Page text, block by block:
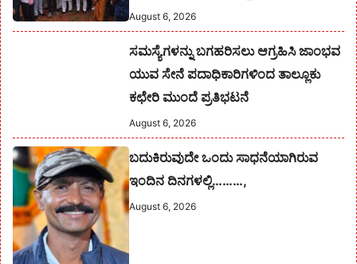
August 6, 2026
ಸಮಸ್ಯೆಗಳನ್ನು ಬಗಹರಿಸಲು ಆಗ್ರಹಿಸಿ ಜಾಂಭವ
ಯುವ ಸೇನೆ ಪದಾಧಿಕಾರಿಗಳಿಂದ ತಾಲ್ಲೂಕು
ಕಛೇರಿ ಮುಂದೆ ಪ್ರತಿಭಟನೆ
August 6, 2026
ಬದುಕಿರುವುದೇ ಒಂದು ಸಾಧನೆಯಾಗಿರುವ
ಇಂದಿನ ದಿನಗಳಲ್ಲಿ………,
August 6, 2026